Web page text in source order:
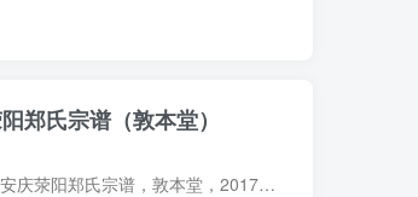
郑氏宗谱（敦本堂）
宗谱简介 安徽安庆荥阳郑氏宗谱，敦本堂，2017年郑生忠等纂修，10册。始迁祖郑圣三，一名郑开业，字启元，明洪武间自江西省鄱阳湖瓦屑坝迁居安徽省怀宁大龙山白麟坂（今宜秀区五横乡），后又移...